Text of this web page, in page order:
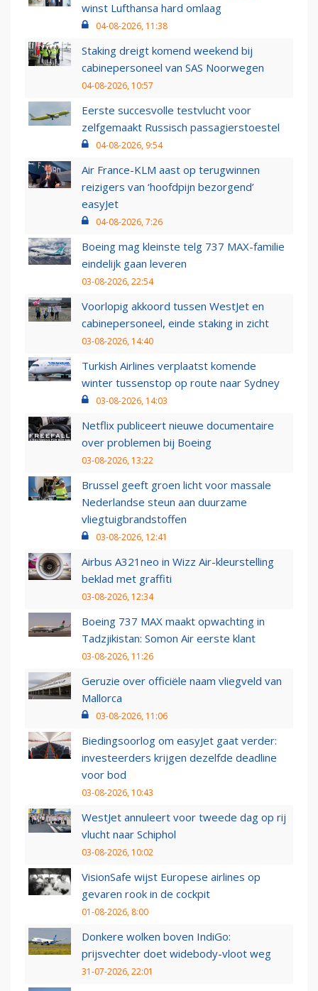
winst Lufthansa hard omlaag
04-08-2026, 11:38
Staking dreigt komend weekend bij
cabinepersoneel van SAS Noorwegen
04-08-2026, 10:57
Eerste succesvolle testvlucht voor
zelfgemaakt Russisch passagierstoestel
04-08-2026, 9:54
Air France-KLM aast op terugwinnen
reizigers van ‘hoofdpijn bezorgend’
easyJet
04-08-2026, 7:26
Boeing mag kleinste telg 737 MAX-familie
eindelijk gaan leveren
03-08-2026, 22:54
Voorlopig akkoord tussen WestJet en
cabinepersoneel, einde staking in zicht
03-08-2026, 14:40
Turkish Airlines verplaatst komende
winter tussenstop op route naar Sydney
03-08-2026, 14:03
Netflix publiceert nieuwe documentaire
over problemen bij Boeing
03-08-2026, 13:22
Brussel geeft groen licht voor massale
Nederlandse steun aan duurzame
vliegtuigbrandstoffen
03-08-2026, 12:41
Airbus A321neo in Wizz Air-kleurstelling
beklad met graffiti
03-08-2026, 12:34
Boeing 737 MAX maakt opwachting in
Tadzjikistan: Somon Air eerste klant
03-08-2026, 11:26
Geruzie over officiële naam vliegveld van
Mallorca
03-08-2026, 11:06
Biedingsoorlog om easyJet gaat verder:
investeerders krijgen dezelfde deadline
voor bod
03-08-2026, 10:43
WestJet annuleert voor tweede dag op rij
vlucht naar Schiphol
03-08-2026, 10:02
VisionSafe wijst Europese airlines op
gevaren rook in de cockpit
01-08-2026, 8:00
Donkere wolken boven IndiGo:
prijsvechter doet widebody-vloot weg
31-07-2026, 22:01